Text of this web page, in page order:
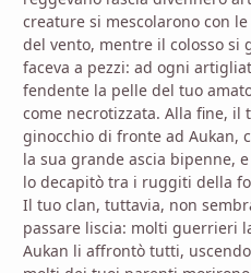
creature si mescolarono con
del vento, mentre il colosso si
faceva a pezzi: ad ogni
fendente la pelle del tuo
come necrotizzata. Alla fine, il
ginocchio di fronte ad Aukan,
la sua grande ascia bipenne,
lo decapitò tra i ruggiti della
Il tuo clan, tuttavia, non
passare liscia: molti guerrieri
Aukan li affrontò tutti,